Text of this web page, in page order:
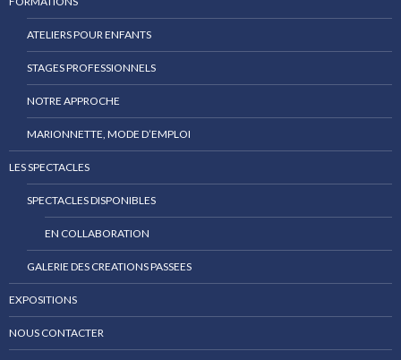
ATELIERS POUR ENFANTS
STAGES PROFESSIONNELS
NOTRE APPROCHE
MARIONNETTE, MODE D’EMPLOI
LES SPECTACLES
SPECTACLES DISPONIBLES
EN COLLABORATION
GALERIE DES CREATIONS PASSEES
EXPOSITIONS
NOUS CONTACTER